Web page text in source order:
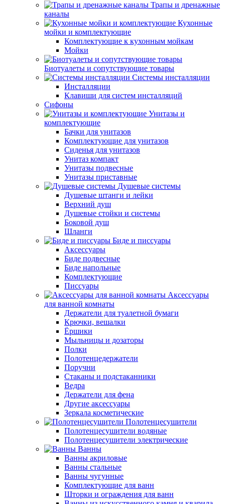
Трапы и дренажные
каналы
Кухонные
мойки и комплектующие
Комплектующие к кухонным мойкам
Мойки
Биотуалеты и сопутствующие товары
Системы инсталляции
Инсталляции
Клавиши для систем инсталляций
Сифоны
Унитазы и
комплектующие
Бачки для унитазов
Комплектующие для унитазов
Сиденья для унитазов
Унитаз компакт
Унитазы подвесные
Унитазы приставные
Душевые системы
Душевые штанги и лейки
Верхний душ
Душевые стойки и системы
Боковой душ
Шланги
Биде и писсуары
Аксессуары
Биде подвесные
Биде напольные
Комплектующие
Писсуары
Аксессуары
для ванной комнаты
Держатели для туалетной бумаги
Крючки, вешалки
Ёршики
Мыльницы и дозаторы
Полки
Полотенцедержатели
Поручни
Стаканы и подстаканники
Ведра
Держатели для фена
Другие аксессуары
Зеркала косметические
Полотенцесушители
Полотенцесушители водяные
Полотенцесушители электрические
Ванны
Ванны акриловые
Ванны стальные
Ванны чугунные
Комплектующие для ванн
Шторки и ограждения для ванн